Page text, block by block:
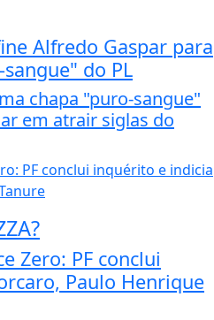
Alfredo Gaspar para
do PL
chapa "puro-sangue"
em atrair siglas do
Zero: PF conclui
Paulo Henrique